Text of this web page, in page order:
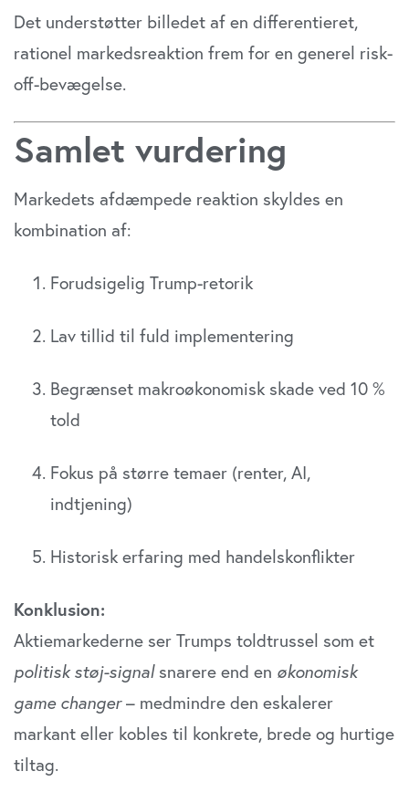
Det understøtter billedet af en differentieret,
rationel markedsreaktion frem for en generel risk-
off-bevægelse.
Samlet vurdering
Markedets afdæmpede reaktion skyldes en
kombination af:
Forudsigelig Trump-retorik
Lav tillid til fuld implementering
Begrænset makroøkonomisk skade ved 10 %
told
Fokus på større temaer (renter, AI,
indtjening)
Historisk erfaring med handelskonflikter
Konklusion:
Aktiemarkederne ser Trumps toldtrussel som et
politisk støj-signalsnarere end en økonomisk
game changer– medmindre den eskalerer
markant eller kobles til konkrete, brede og hurtige
tiltag.